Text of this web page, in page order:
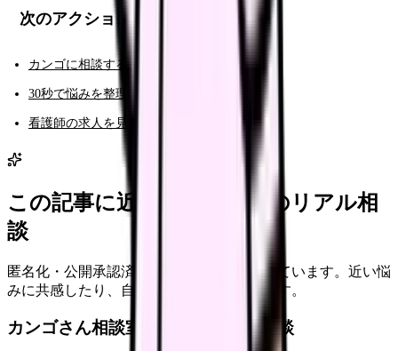
次のアクション
カンゴに相談する（AI相談）
30秒で悩みを整理する（悩み診断）
看護師の求人を見る
この記事に近い看護師さんのリアル相
談
匿名化・公開承認済みの本音だけを表示しています。近い悩
みに共感したり、自分の状況を投稿できます。
カンゴさん相談室から共有された相談